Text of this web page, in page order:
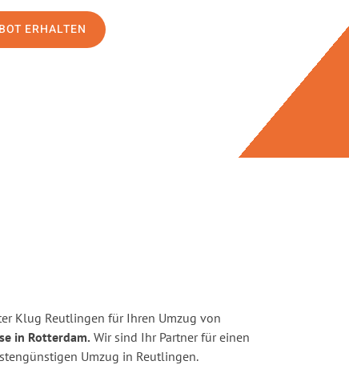
ERHALTEN
Klug Reutlingen für Ihren Umzug von
in Rotterdam. Wir sind Ihr Partner für einen
Umzug in Reutlingen.